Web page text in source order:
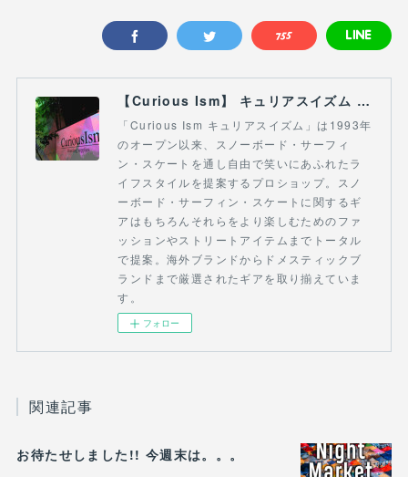
【Curious Ism】 キュリアスイズム l スノーボードショップ サーフショップ 福島県 会津若松市 郡山市 通販
「Curious Ism キュリアスイズム」は1993年
のオープン以来、スノーボード・サーフィ
ン・スケートを通し自由で笑いにあふれたラ
イフスタイルを提案するプロショップ。スノ
ーボード・サーフィン・スケートに関するギ
アはもちろんそれらをより楽しむためのファ
ッションやストリートアイテムまでトータル
で提案。海外ブランドからドメスティックブ
ランドまで厳選されたギアを取り揃えていま
す。
フォロー
関連記事
お待たせしました!! 今週末は。。。